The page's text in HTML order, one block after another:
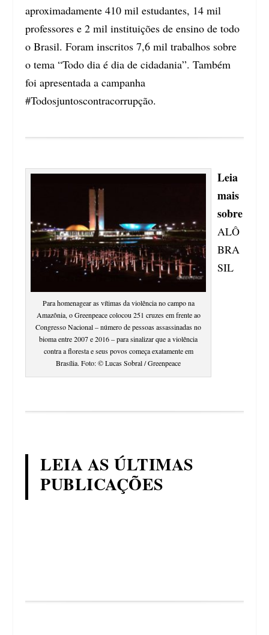
aproximadamente 410 mil estudantes, 14 mil
professores e 2 mil instituições de ensino de todo
o Brasil. Foram inscritos 7,6 mil trabalhos sobre
o tema “Todo dia é dia de cidadania”. Também
foi apresentada a campanha
#Todosjuntoscontracorrupção.
Para homenagear as vítimas da violência no campo na
Amazônia, o Greenpeace colocou 251 cruzes em frente ao
Congresso Nacional – número de pessoas assassinadas no
bioma entre 2007 e 2016 – para sinalizar que a violência
contra a floresta e seus povos começa exatamente em
Brasília. Foto: © Lucas Sobral / Greenpeace
Leia
mais
sobre
ALÔ
BRA
SIL
LEIA AS ÚLTIMAS
PUBLICAÇÕES